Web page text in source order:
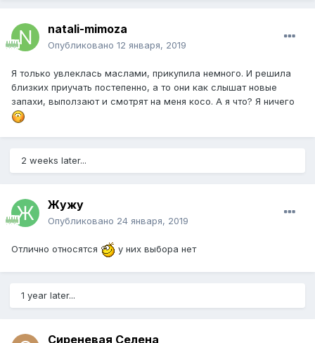
natali-mimoza
Опубликовано 12 января, 2019
Я только увлеклась маслами, прикупила немного. И решила
близких приучать постепенно, а то они как слышат новые
запахи, выползают и смотрят на меня косо. А я что? Я ничего
2 weeks later...
Жужу
Опубликовано 24 января, 2019
Отлично относятся у них выбора нет
1 year later...
Сиреневая Селена